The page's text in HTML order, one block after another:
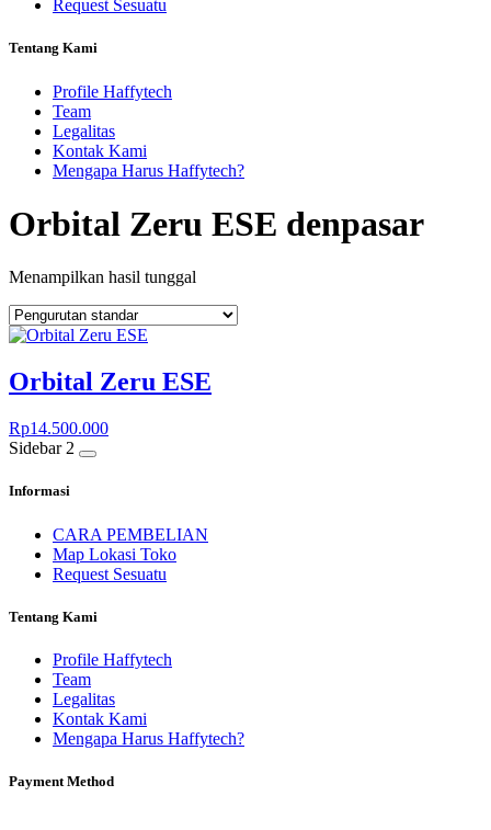
Request Sesuatu
Tentang Kami
Profile Haffytech
Team
Legalitas
Kontak Kami
Mengapa Harus Haffytech?
Orbital Zeru ESE denpasar
Menampilkan hasil tunggal
Orbital Zeru ESE
Rp14.500.000
Sidebar 2
Informasi
CARA PEMBELIAN
Map Lokasi Toko
Request Sesuatu
Tentang Kami
Profile Haffytech
Team
Legalitas
Kontak Kami
Mengapa Harus Haffytech?
Payment Method